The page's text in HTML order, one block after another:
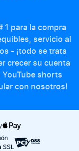
1 para la compra
servicio al
- ¡todo se trata
crecer su cuenta
shorts
con nosotros!